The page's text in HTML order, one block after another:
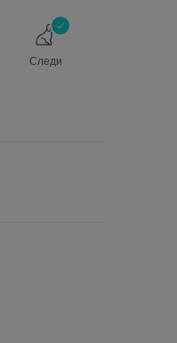
Следи